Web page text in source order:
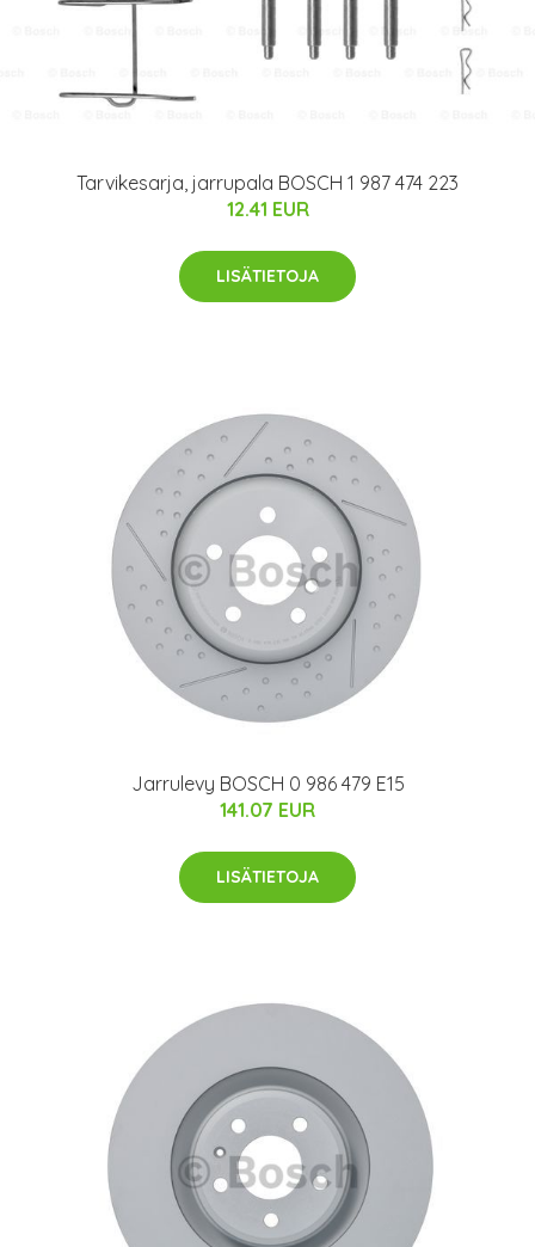
Tarvikesarja, jarrupala BOSCH 1 987 474 223
12.41 EUR
LISÄTIETOJA
Jarrulevy BOSCH 0 986 479 E15
141.07 EUR
LISÄTIETOJA